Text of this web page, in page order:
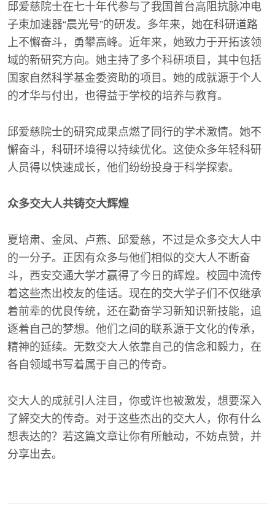
邱爱慈院士在七十年代参与了我国首台高阻抗脉冲电
子束加速器“晨光号”的研发。多年来，她在科研道路
上不懈奋斗，勇攀高峰。近年来，她致力于开拓该领
域的新研究方向。她主持了多个科研项目，其中包括
国家自然科学基金委资助的项目。她的成就源于个人
的才华与付出，也得益于学校的培养与教育。
邱爱慈院士的研究成果点燃了同行的学术激情。她不
懈奋斗，科研环境得以持续优化。这使众多年轻科研
人员得以快速成长，他们纷纷投身于科学探索。
众多交大人共铸交大辉煌
夏培肃、金凤、卢燕、邱爱慈，不过是众多交大人中
的一分子。正因有众多与他们相似的交大人不断奋
斗，西安交通大学才赢得了今日的辉煌。校园中流传
着这些杰出校友的佳话。现在的交大学子们不仅继承
着前辈的优良传统，还在勤奋学习新知识新技能，追
逐着自己的梦想。他们之间的联系源于文化的传承，
精神的延续。无数交大人依靠自己的信念和毅力，在
各自领域书写着属于自己的传奇。
交大人的成就引人注目，你或许也被激发，想要深入
了解交大的传奇。对于这些杰出的交大人，你有什么
想表达的？若这篇文章让你有所触动，不妨点赞，并
分享出去。